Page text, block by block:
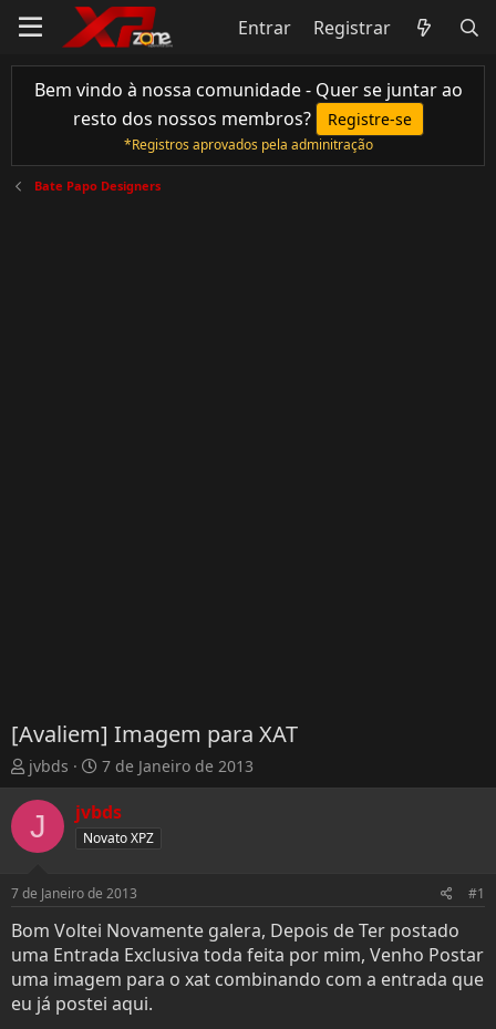
Entrar Registrar
Bem vindo à nossa comunidade - Quer se juntar ao
resto dos nossos membros?
Registre-se
*Registros aprovados pela adminitração
Bate Papo Designers
[Avaliem] Imagem para XAT
T
h
r
e
a
s
t
a
r
t
e
r
jvbds
D
a
t
a
d
I
n
c
i
o
7 de Janeiro de 2013
J jvbds
Novato XPZ
7 de Janeiro de 2013 #1
Bom Voltei Novamente galera, Depois de Ter postado
uma Entrada Exclusiva toda feita por mim, Venho Postar
uma imagem para o xat combinando com a entrada que
eu já postei aqui.